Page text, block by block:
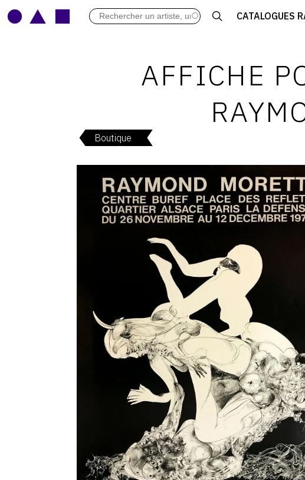
CATALOGUES
ARCHIVES DES EXPOSITIONS
LEXIQUE ARTISTIQUE
AFFICHE
Boutique